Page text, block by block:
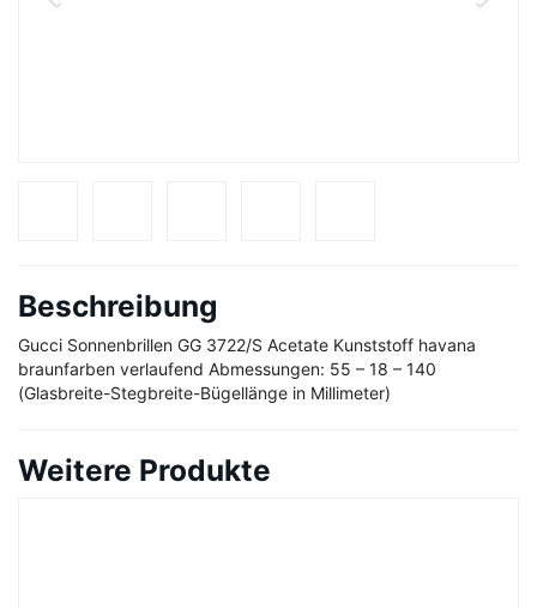
Beschreibung
Gucci Sonnenbrillen GG 3722/S Acetate Kunststoff havana
braunfarben verlaufend Abmessungen: 55 – 18 – 140
(Glasbreite-Stegbreite-Bügellänge in Millimeter)
Weitere Produkte